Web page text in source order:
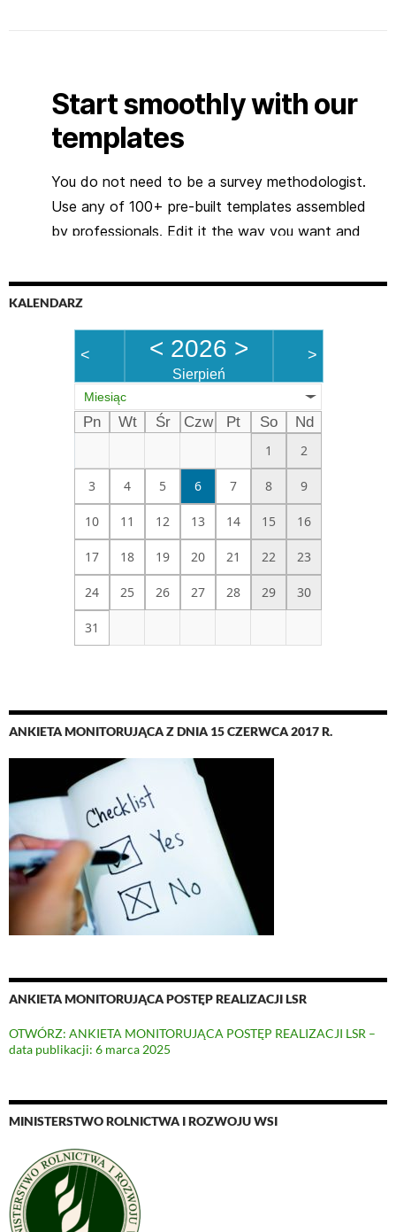
KALENDARZ
< < 2026 >
Sierpień
>
Miesiąc
Pn Wt Śr Czw Pt So
Nd
1
2
3 4 5 6 7 8 9
10 11 12 13 14 15 16
17 18 19 20 21 22 23
24 25 26 27 28 29 30
31
ANKIETA MONITORUJĄCA Z DNIA 15 CZERWCA 2017 R.
ANKIETA MONITORUJĄCA POSTĘP REALIZACJI LSR
OTWÓRZ: ANKIETA MONITORUJĄCA POSTĘP REALIZACJI LSR –
data publikacji: 6 marca 2025
MINISTERSTWO ROLNICTWA I ROZWOJU WSI